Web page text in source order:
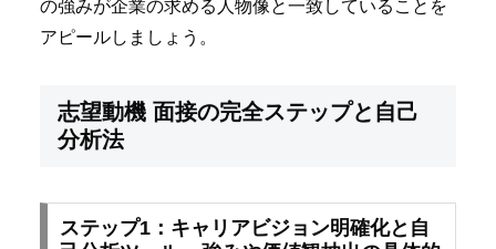
の強みが企業の求める人物像と一致していることを
アピールしましょう。
志望動機 面接の完全ステップと自己
分析法
ステップ1：キャリアビジョン明確化と自